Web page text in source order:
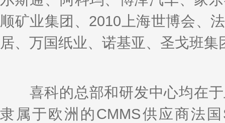
顺矿业集团、2010上海世博会、
居、万国纸业、诺基亚、圣戈班
喜科的总部和研发中心均在于
隶属于欧洲的CMMS供应商法